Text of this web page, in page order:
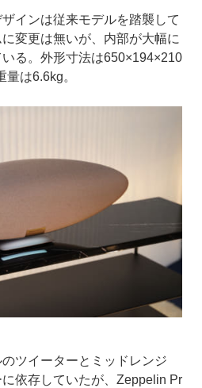
インは従来モデルを踏襲して
変更は無いが、内部が大幅に
る。外形寸法は650×194×210
は6.6kg。
ツイーターとミッドレンジ
依存していたが、Zeppelin Pr